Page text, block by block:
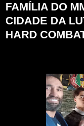
FAMÍLIA DO
CIDADE DA
HARD